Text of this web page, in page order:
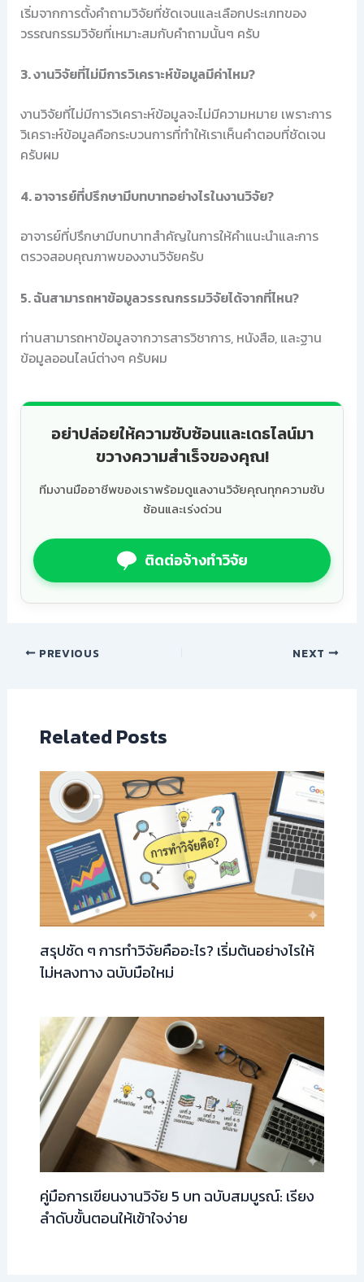
เริ่มจากการตั้งคำถามวิจัยที่ชัดเจนและเลือกประเภทของ
วรรณกรรมวิจัยที่เหมาะสมกับคำถามนั้นๆ ครับ
3. งานวิจัยที่ไม่มีการวิเคราะห์ข้อมูลมีค่าไหม?
งานวิจัยที่ไม่มีการวิเคราะห์ข้อมูลจะไม่มีความหมาย เพราะการ
วิเคราะห์ข้อมูลคือกระบวนการที่ทำให้เราเห็นคำตอบที่ชัดเจน
ครับผม
4. อาจารย์ที่ปรึกษามีบทบาทอย่างไรในงานวิจัย?
อาจารย์ที่ปรึกษามีบทบาทสำคัญในการให้คำแนะนำและการ
ตรวจสอบคุณภาพของงานวิจัยครับ
5. ฉันสามารถหาข้อมูลวรรณกรรมวิจัยได้จากที่ไหน?
ท่านสามารถหาข้อมูลจากวารสารวิชาการ, หนังสือ, และฐาน
ข้อมูลออนไลน์ต่างๆ ครับผม
อย่าปล่อยให้ความซับซ้อนและเดธไลน์มา
ขวางความสำเร็จของคุณ!
ทีมงานมืออาชีพของเราพร้อมดูแลงานวิจัยคุณทุกความซับ
ซ้อนและเร่งด่วน
ติดต่อจ้างทำวิจัย
PREVIOUS NEXT
Related Posts
สรุปชัด ๆ การทำวิจัยคืออะไร? เริ่มต้นอย่างไรให้
ไม่หลงทาง ฉบับมือใหม่
คู่มือการเขียนงานวิจัย 5 บท ฉบับสมบูรณ์: เรียง
ลำดับขั้นตอนให้เข้าใจง่าย